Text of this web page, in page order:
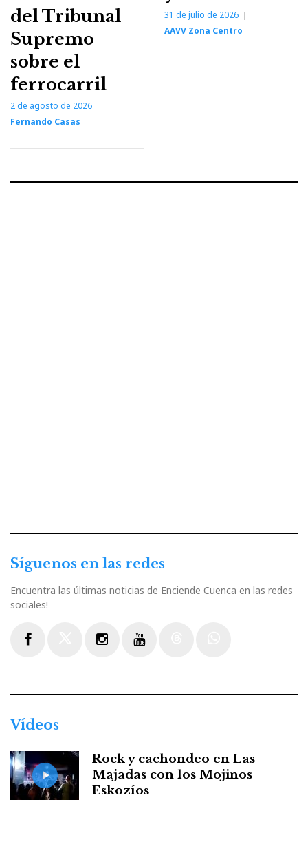
del Tribunal
Supremo
sobre el
ferrocarril
2 de agosto de 2026
Fernando Casas
31 de julio de 2026
AAVV Zona Centro
Síguenos en las redes
Encuentra las últimas noticias de Enciende Cuenca en las redes
sociales!
Vídeos
Rock y cachondeo en Las
Majadas con los Mojinos
Eskozíos